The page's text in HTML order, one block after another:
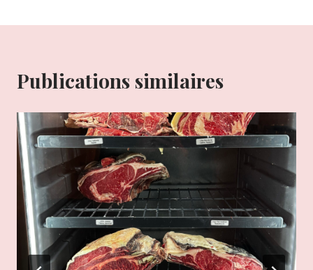
Publications similaires